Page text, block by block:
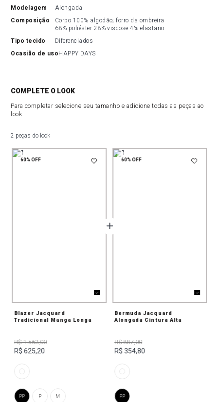
modelagem
Alongada
composição
Corpo 100% algodão; forro da ombreira
68% poliéster 28% viscose 4% elastano
tipo tecido
Diferenciados
ocasião de usoHAPPY DAYS
COMPLETE O LOOK
Para completar selecione seu tamanho e adicione todas as peças ao
look
2 peças do look
60%OFF
Blazer Jacquard
Tradicional Manga Longa
R$ 1.563,00
R$ 625,20
M
P
PP
60%OFF
Bermuda Jacquard
Alongada Cintura Alta
R$ 887,00
R$ 354,80
PP